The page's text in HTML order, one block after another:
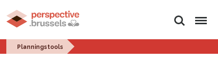
Zoeken Menu
Planningstools